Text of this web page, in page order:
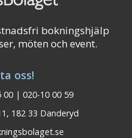
bokningshjälp
möten och event.
oss!
00 | 020-10 00 59
182 33 Danderyd